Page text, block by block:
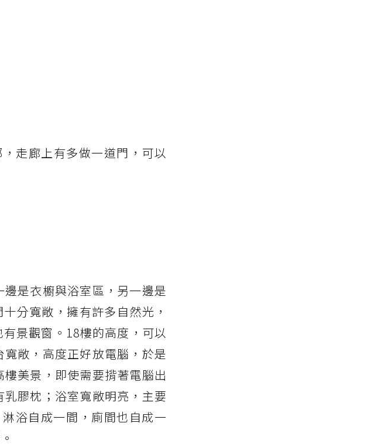
走廊上有多做一道門，可以
是衣櫥與浴室區，另一邊是
分寬敞，擁有許多自然光，
景觀窗。18樓的高度，可以
敞，高度正好放電腦，於是
美景，即使需要揹著電腦出
膠枕；浴室寬敞明亮，主要
浴自成一間，廁間也自成一